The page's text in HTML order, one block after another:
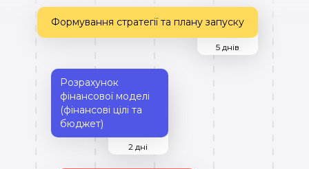
5 днів
Формування стратегії та плану запуску
Розрахунок
фінансової моделі
(фінансові цілі та
бюджет)
2 дні